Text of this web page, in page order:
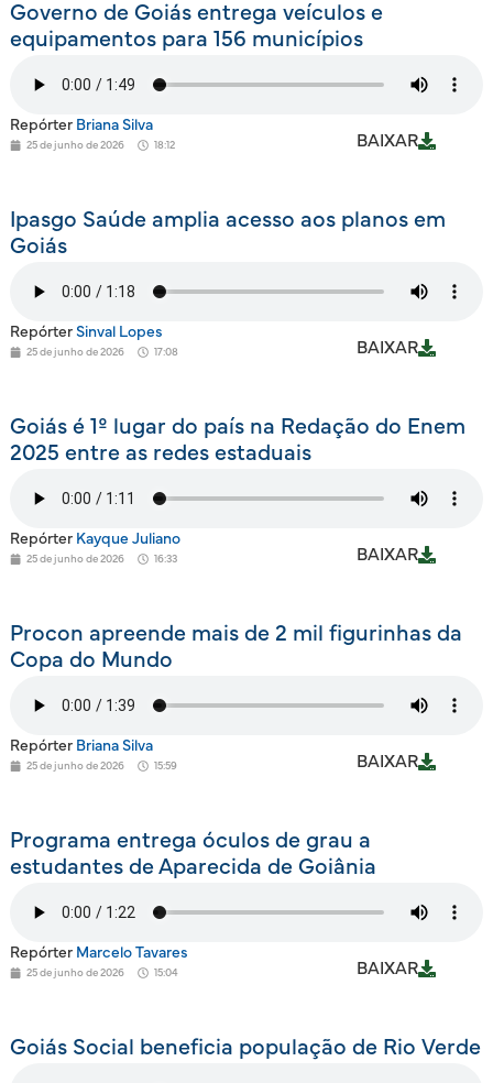
Governo de Goiás entrega veículos e
equipamentos para 156 municípios
Repórter Briana Silva
25 de junho de 2026 18:12 BAIXAR
Ipasgo Saúde amplia acesso aos planos em
Goiás
Repórter Sinval Lopes
25 de junho de 2026 17:08 BAIXAR
Goiás é 1º lugar do país na Redação do Enem
2025 entre as redes estaduais
Repórter Kayque Juliano
25 de junho de 2026 16:33 BAIXAR
Procon apreende mais de 2 mil figurinhas da
Copa do Mundo
Repórter Briana Silva
25 de junho de 2026 15:59 BAIXAR
Programa entrega óculos de grau a
estudantes de Aparecida de Goiânia
Repórter Marcelo Tavares
25 de junho de 2026 15:04 BAIXAR
Goiás Social beneficia população de Rio Verde